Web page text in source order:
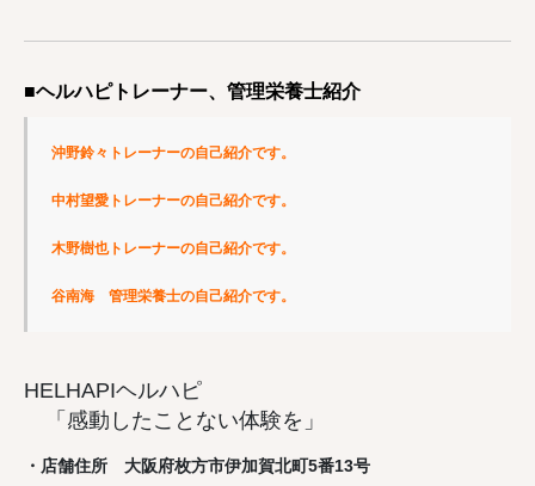
■ヘルハピトレーナー、管理栄養士紹介
沖野鈴々トレーナーの自己紹介です。
中村望愛トレーナーの自己紹介です。
木野樹也トレーナーの自己紹介です。
谷南海　管理栄養士の自己紹介です。
HELHAPIヘルハピ
「感動したことない体験を」
・店舗住所 大阪府枚方市伊加賀北町5番13号